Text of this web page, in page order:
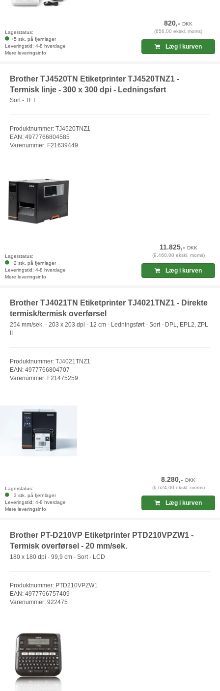
Lagerstatus:
+5 stk. på fjernlager
Leveringstid: 4-8 hverdage
Mere leveringsinfo
820,-DKK
(656,00 ekskl. moms)
Læg i kurven
Brother TJ4520TN Etiketprinter TJ4520TNZ1 -
Termisk linje - 300 x 300 dpi - Ledningsført
Sort - TFT
Produktnummer: TJ4520TNZ1
EAN: 4977766804585
Varenummer: F21639449
Lagerstatus:
2 stk. på fjernlager
Leveringstid: 4-8 hverdage
Mere leveringsinfo
11.825,- DKK
(9.460,00 ekskl. moms)
Læg i kurven
Brother TJ4021TN Etiketprinter TJ4021TNZ1 - Direkte
termisk/termisk overførsel
254 mm/sek. - 203 x 203 dpi - 12 cm - Ledningsført - Sort - DPL, EPL2, ZPL
II
Produktnummer: TJ4021TNZ1
EAN: 4977766804707
Varenummer: F21475259
Lagerstatus:
3 stk. på fjernlager
Leveringstid: 4-8 hverdage
Mere leveringsinfo
8.280,-DKK
(6.624,00 ekskl. moms)
Læg i kurven
Brother PT-D210VP Etiketprinter PTD210VPZW1 -
Termisk overførsel - 20 mm/sek.
180 x 180 dpi - 99,9 cm - Sort - LCD
Produktnummer: PTD210VPZW1
EAN: 4977766757409
Varenummer: 922475